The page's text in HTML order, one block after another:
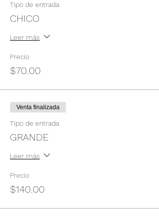
Tipo de entrada
CHICO
Leer más
Precio
$70.00
Venta finalizada
Tipo de entrada
GRANDE
Leer más
Precio
$140.00